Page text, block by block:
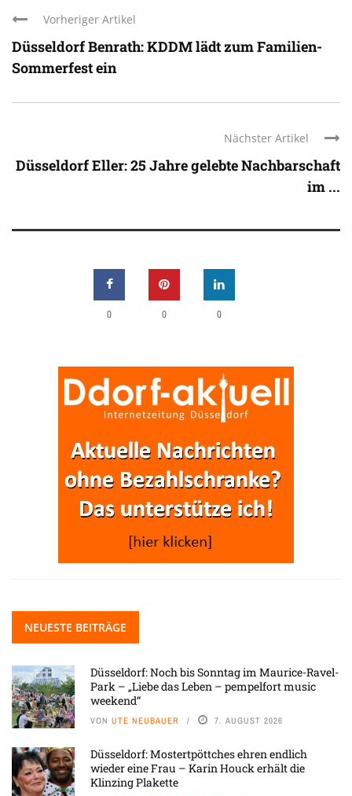
Vorheriger Artikel
Düsseldorf Benrath: KDDM lädt zum Familien-
Sommerfest ein
Nächster Artikel
Düsseldorf Eller: 25 Jahre gelebte Nachbarschaft
im ...
0 0 0
NEUESTE BEITRÄGE
Düsseldorf: Noch bis Sonntag im Maurice-Ravel-
Park – „Liebe das Leben – pempelfort music
weekend“
VON UTE NEUBAUER 7. AUGUST 2026
Düsseldorf: Mostertpöttches ehren endlich
wieder eine Frau – Karin Houck erhält die
Klinzing Plakette